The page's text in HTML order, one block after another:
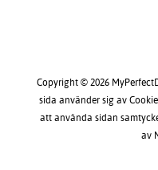
Copyright © 2026
sida använder sig av
att använda sidan
av